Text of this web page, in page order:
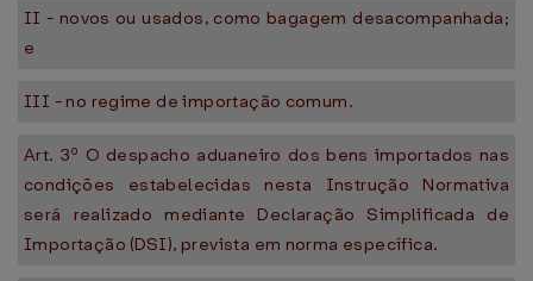
II - novos ou usados, como bagagem desacompanhada;
e
III - no regime de importação comum.
Art. 3º O despacho aduaneiro dos bens importados nas
condições estabelecidas nesta Instrução Normativa
será realizado mediante Declaração Simplificada de
Importação (DSI), prevista em norma específica.